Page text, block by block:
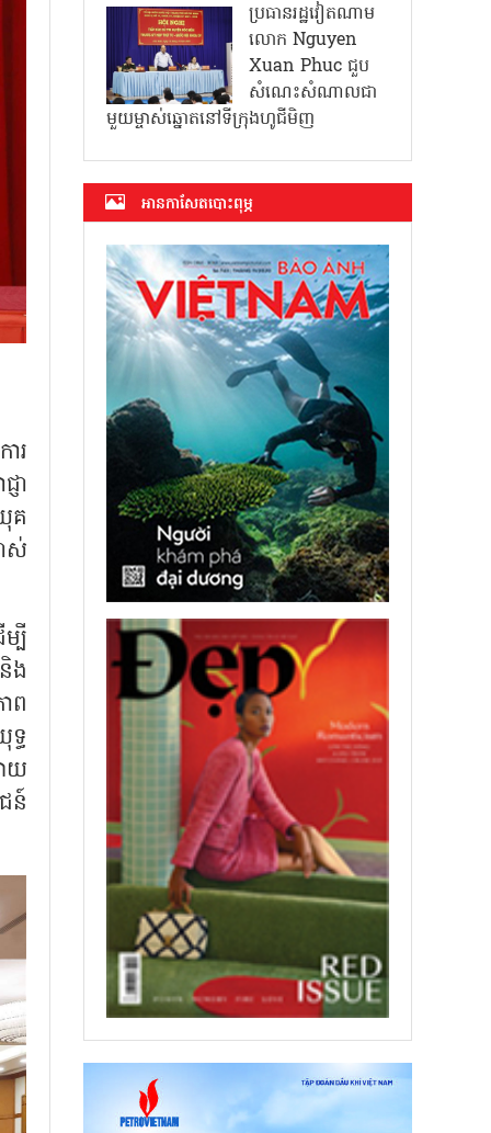
រ
ា
គ
ស់
បី
ង
ព
ធ
យ
ន៍
ប្រធានរដ្ឋវៀតណាម
លោក Nguyen
Xuan Phuc ជួប
សំណេះសំណាលជា
មួយម្ចាស់ឆ្នោតនៅទីក្រុងហូជីមិញ
អាន​កាសែត​បោះពុម្ភ